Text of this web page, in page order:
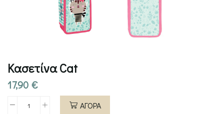
Κασετίνα Cat
17,90 €
Κασετίνα
ΑΓΟΡΑ